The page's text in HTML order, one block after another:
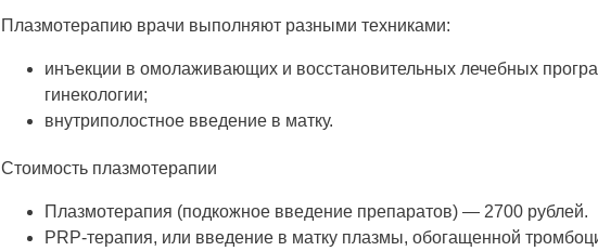
Плазмотерапию врачи выполняют разными техниками:
инъекции в омолаживающих и восстановительных лечебных
гинекологии;
внутриполостное введение в матку.
Стоимость плазмотерапии
Плазмотерапия (подкожное введение препаратов) — 2700 рублей.
PRP-терапия, или введение в матку плазмы, обогащенной